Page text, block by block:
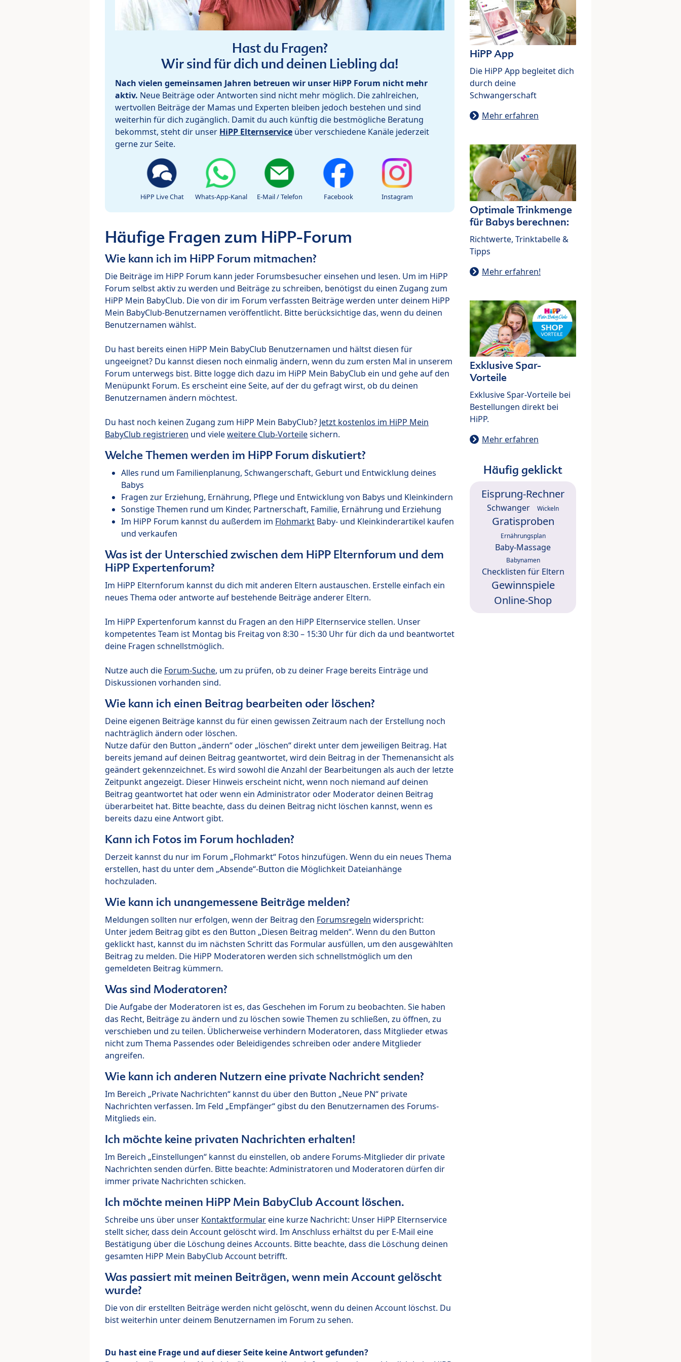
Hast du Fragen?
Wir sind für dich und deinen Liebling da!
Nach vielen gemeinsamen Jahren betreuen wir unser HiPP Forum nicht mehr
aktiv. Neue Beiträge oder Antworten sind nicht mehr möglich. Die zahlreichen,
wertvollen Beiträge der Mamas und Experten bleiben jedoch bestehen und sind
weiterhin für dich zugänglich. Damit du auch künftig die bestmögliche Beratung
bekommst, steht dir unser HiPP Elternservice über verschiedene Kanäle jederzeit
gerne zur Seite.
HiPP Live Chat Whats-App-Kanal E-Mail / Telefon Facebook Instagram
Häufige Fragen zum HiPP-Forum
Wie kann ich im HiPP Forum mitmachen?
Die Beiträge im HiPP Forum kann jeder Forumsbesucher einsehen und lesen. Um im HiPP
Forum selbst aktiv zu werden und Beiträge zu schreiben, benötigst du einen Zugang zum
HiPP Mein BabyClub. Die von dir im Forum verfassten Beiträge werden unter deinem HiPP
Mein BabyClub-Benutzernamen veröffentlicht. Bitte berücksichtige das, wenn du deinen
Benutzernamen wählst.
Du hast bereits einen HiPP Mein BabyClub Benutzernamen und hältst diesen für
ungeeignet? Du kannst diesen noch einmalig ändern, wenn du zum ersten Mal in unserem
Forum unterwegs bist. Bitte logge dich dazu im HiPP Mein BabyClub ein und gehe auf den
Menüpunkt Forum. Es erscheint eine Seite, auf der du gefragt wirst, ob du deinen
Benutzernamen ändern möchtest.
Du hast noch keinen Zugang zum HiPP Mein BabyClub? Jetzt kostenlos im HiPP Mein
BabyClub registrieren und vieleweitere Club-Vorteilesichern.
Welche Themen werden im HiPP Forum diskutiert?
Alles rund um Familienplanung, Schwangerschaft, Geburt und Entwicklung deines
Babys
Fragen zur Erziehung, Ernährung, Pflege und Entwicklung von Babys und Kleinkindern
Sonstige Themen rund um Kinder, Partnerschaft, Familie, Ernährung und Erziehung
Im HiPP Forum kannst du außerdem im Flohmarkt Baby- und Kleinkinderartikel kaufen
und verkaufen
Was ist der Unterschied zwischen dem HiPP Elternforum und dem
HiPP Expertenforum?
Im HiPP Elternforum kannst du dich mit anderen Eltern austauschen. Erstelle einfach ein
neues Thema oder antworte auf bestehende Beiträge anderer Eltern.
Im HiPP Expertenforum kannst du Fragen an den HiPP Elternservice stellen. Unser
kompetentes Team ist Montag bis Freitag von 8:30 – 15:30 Uhr für dich da und beantwortet
deine Fragen schnellstmöglich.
Nutze auch die Forum-Suche, um zu prüfen, ob zu deiner Frage bereits Einträge und
Diskussionen vorhanden sind.
Wie kann ich einen Beitrag bearbeiten oder löschen?
Deine eigenen Beiträge kannst du für einen gewissen Zeitraum nach der Erstellung noch
nachträglich ändern oder löschen.
Nutze dafür den Button „ändern“ oder „löschen“ direkt unter dem jeweiligen Beitrag. Hat
bereits jemand auf deinen Beitrag geantwortet, wird dein Beitrag in der Themenansicht als
geändert gekennzeichnet. Es wird sowohl die Anzahl der Bearbeitungen als auch der letzte
Zeitpunkt angezeigt. Dieser Hinweis erscheint nicht, wenn noch niemand auf deinen
Beitrag geantwortet hat oder wenn ein Administrator oder Moderator deinen Beitrag
überarbeitet hat. Bitte beachte, dass du deinen Beitrag nicht löschen kannst, wenn es
bereits dazu eine Antwort gibt.
Kann ich Fotos im Forum hochladen?
Derzeit kannst du nur im Forum „Flohmarkt“ Fotos hinzufügen. Wenn du ein neues Thema
erstellen, hast du unter dem „Absende“-Button die Möglichkeit Dateianhänge
hochzuladen.
Wie kann ich unangemessene Beiträge melden?
Meldungen sollten nur erfolgen, wenn der Beitrag den Forumsregeln widerspricht:
Unter jedem Beitrag gibt es den Button „Diesen Beitrag melden“. Wenn du den Button
geklickt hast, kannst du im nächsten Schritt das Formular ausfüllen, um den ausgewählten
Beitrag zu melden. Die HiPP Moderatoren werden sich schnellstmöglich um den
gemeldeten Beitrag kümmern.
Was sind Moderatoren?
Die Aufgabe der Moderatoren ist es, das Geschehen im Forum zu beobachten. Sie haben
das Recht, Beiträge zu ändern und zu löschen sowie Themen zu schließen, zu öffnen, zu
verschieben und zu teilen. Üblicherweise verhindern Moderatoren, dass Mitglieder etwas
nicht zum Thema Passendes oder Beleidigendes schreiben oder andere Mitglieder
angreifen.
Wie kann ich anderen Nutzern eine private Nachricht senden?
Im Bereich „Private Nachrichten“ kannst du über den Button „Neue PN“ private
Nachrichten verfassen. Im Feld „Empfänger“ gibst du den Benutzernamen des Forums-
Mitglieds ein.
Ich möchte keine privaten Nachrichten erhalten!
Im Bereich „Einstellungen“ kannst du einstellen, ob andere Forums-Mitglieder dir private
Nachrichten senden dürfen. Bitte beachte: Administratoren und Moderatoren dürfen dir
immer private Nachrichten schicken.
Ich möchte meinen HiPP Mein BabyClub Account löschen.
Schreibe uns über unser Kontaktformulareine kurze Nachricht: Unser HiPP Elternservice
stellt sicher, dass dein Account gelöscht wird. Im Anschluss erhältst du per E-Mail eine
Bestätigung über die Löschung deines Accounts. Bitte beachte, dass die Löschung deinen
gesamten HiPP Mein BabyClub Account betrifft.
Was passiert mit meinen Beiträgen, wenn mein Account gelöscht
wurde?
Die von dir erstellten Beiträge werden nicht gelöscht, wenn du deinen Account löschst. Du
bist weiterhin unter deinem Benutzernamen im Forum zu sehen.
Du hast eine Frage und auf dieser Seite keine Antwort gefunden?
HiPP App
Die HiPP App begleitet dich
durch deine
Schwangerschaft
Mehr erfahren
Optimale Trinkmenge
für Babys berechnen:
Richtwerte, Trinktabelle &
Tipps
Mehr erfahren!
Exklusive Spar-
Vorteile
Exklusive Spar-Vorteile bei
Bestellungen direkt bei
HiPP.
Mehr erfahren
Häufig geklickt
Eisprung-Rechner
Schwanger Wickeln
Gratisproben
Ernährungsplan
Baby-Massage
Babynamen
Checklisten für Eltern
Gewinnspiele
Online-Shop